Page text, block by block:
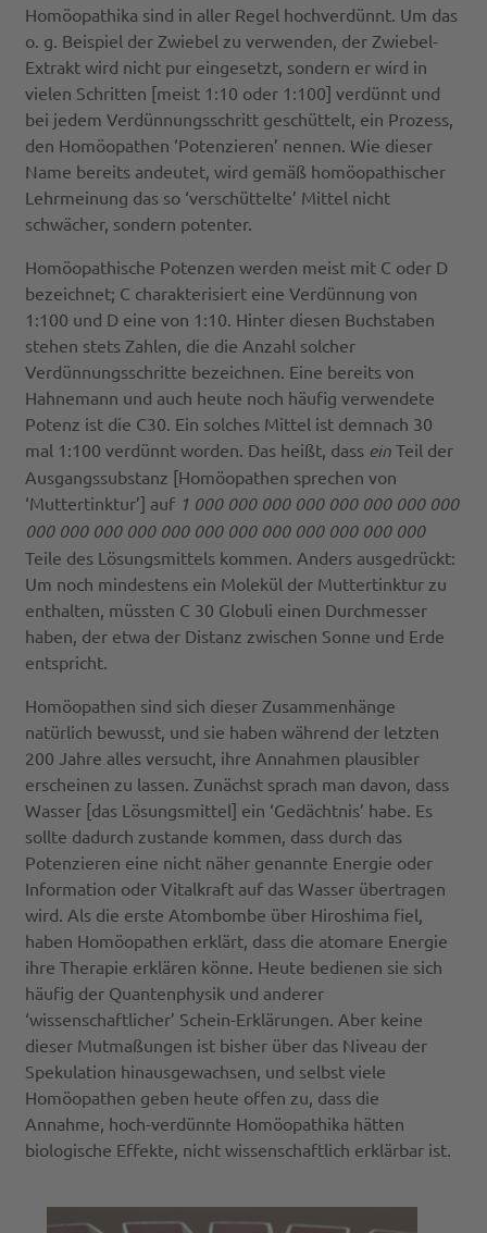
Homöopathika sind in aller Regel hochverdünnt. Um das
o. g. Beispiel der Zwiebel zu verwenden, der Zwiebel-
Extrakt wird nicht pur eingesetzt, sondern er wird in
vielen Schritten [meist 1:10 oder 1:100] verdünnt und
bei jedem Verdünnungsschritt geschüttelt, ein Prozess,
den Homöopathen ‘Potenzieren’ nennen. Wie dieser
Name bereits andeutet, wird gemäß homöopathischer
Lehrmeinung das so ‘verschüttelte’ Mittel nicht
schwächer, sondern potenter.
Homöopathische Potenzen werden meist mit C oder D
bezeichnet; C charakterisiert eine Verdünnung von
1:100 und D eine von 1:10. Hinter diesen Buchstaben
stehen stets Zahlen, die die Anzahl solcher
Verdünnungsschritte bezeichnen. Eine bereits von
Hahnemann und auch heute noch häufig verwendete
Potenz ist die C30. Ein solches Mittel ist demnach 30
mal 1:100 verdünnt worden. Das heißt, dass einTeil der
Ausgangssubstanz [Homöopathen sprechen von
‘Muttertinktur’] auf 1 000 000 000 000 000 000 000 000
000 000 000 000 000 000 000 000 000 000 000 000
Teile des Lösungsmittels kommen. Anders ausgedrückt:
Um noch mindestens ein Molekül der Muttertinktur zu
enthalten, müssten C 30 Globuli einen Durchmesser
haben, der etwa der Distanz zwischen Sonne und Erde
entspricht.
Homöopathen sind sich dieser Zusammenhänge
natürlich bewusst, und sie haben während der letzten
200 Jahre alles versucht, ihre Annahmen plausibler
erscheinen zu lassen. Zunächst sprach man davon, dass
Wasser [das Lösungsmittel] ein ‘Gedächtnis’ habe. Es
sollte dadurch zustande kommen, dass durch das
Potenzieren eine nicht näher genannte Energie oder
Information oder Vitalkraft auf das Wasser übertragen
wird. Als die erste Atombombe über Hiroshima fiel,
haben Homöopathen erklärt, dass die atomare Energie
ihre Therapie erklären könne. Heute bedienen sie sich
häufig der Quantenphysik und anderer
‘wissenschaftlicher’ Schein-Erklärungen. Aber keine
dieser Mutmaßungen ist bisher über das Niveau der
Spekulation hinausgewachsen, und selbst viele
Homöopathen geben heute offen zu, dass die
Annahme, hoch-verdünnte Homöopathika hätten
biologische Effekte, nicht wissenschaftlich erklärbar ist.